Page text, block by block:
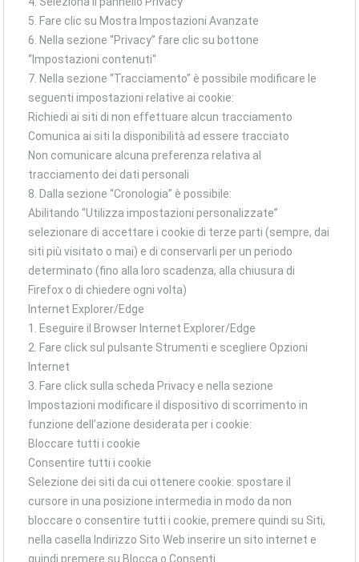
5. Fare clic su Mostra Impostazioni Avanzate
6. Nella sezione “Privacy” fare clic su bottone
“Impostazioni contenuti“
7. Nella sezione “Tracciamento” è possibile modificare le
seguenti impostazioni relative ai cookie:
Richiedi ai siti di non effettuare alcun tracciamento
Comunica ai siti la disponibilità ad essere tracciato
Non comunicare alcuna preferenza relativa al
tracciamento dei dati personali
8. Dalla sezione “Cronologia” è possibile:
Abilitando “Utilizza impostazioni personalizzate”
selezionare di accettare i cookie di terze parti (sempre, dai
siti più visitato o mai) e di conservarli per un periodo
determinato (fino alla loro scadenza, alla chiusura di
Firefox o di chiedere ogni volta)
Internet Explorer/Edge
1. Eseguire il Browser Internet Explorer/Edge
2. Fare click sul pulsante Strumenti e scegliere Opzioni
Internet
3. Fare click sulla scheda Privacy e nella sezione
Impostazioni modificare il dispositivo di scorrimento in
funzione dell’azione desiderata per i cookie:
Bloccare tutti i cookie
Consentire tutti i cookie
Selezione dei siti da cui ottenere cookie: spostare il
cursore in una posizione intermedia in modo da non
bloccare o consentire tutti i cookie, premere quindi su Siti,
nella casella Indirizzo Sito Web inserire un sito internet e
quindi premere su Blocca o Consenti